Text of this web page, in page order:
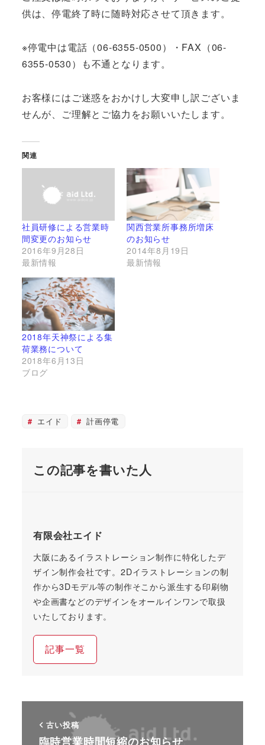
供は、停電終了時に随時対応させて頂きます。
※停電中は電話（06-6355-0500）・FAX（06-
6355-0530）も不通となります。
お客様にはご迷惑をおかけし大変申し訳ございま
せんが、ご理解とご協力をお願いいたします。
関連
社員研修による営業時
間変更のお知らせ
2016年9月28日
最新情報
関西営業所事務所増床
のお知らせ
2014年8月19日
最新情報
2018年天神祭による集
荷業務について
2018年6月13日
ブログ
エイド 計画停電
この記事を書いた人
有限会社エイド
大阪にあるイラストレーション制作に特化したデ
ザイン制作会社です。2Dイラストレーションの制
作から3Dモデル等の制作そこから派生する印刷物
や企画書などのデザインをオールインワンで取扱
いたしております。
記事一覧
古い投稿
臨時営業時間短縮のお知らせ